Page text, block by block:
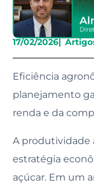
17/02/2026|
Eficiência
planejamento
renda e da
A produtividade
estratégia
açúcar. Em um